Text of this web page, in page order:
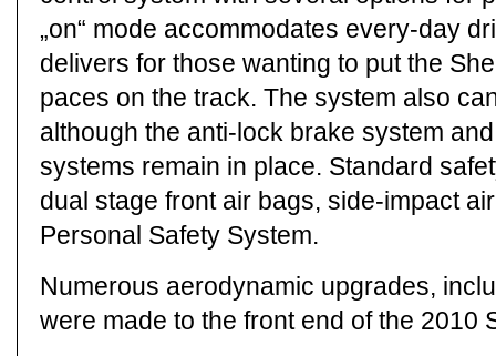
„on“ mode accommodates every-day
delivers for those wanting to put the
paces on the track. The system also
although the anti-lock brake system
systems remain in place. Standard
dual stage front air bags, side-impact
Personal Safety System.
Numerous aerodynamic upgrades,
were made to the front end of the 2010